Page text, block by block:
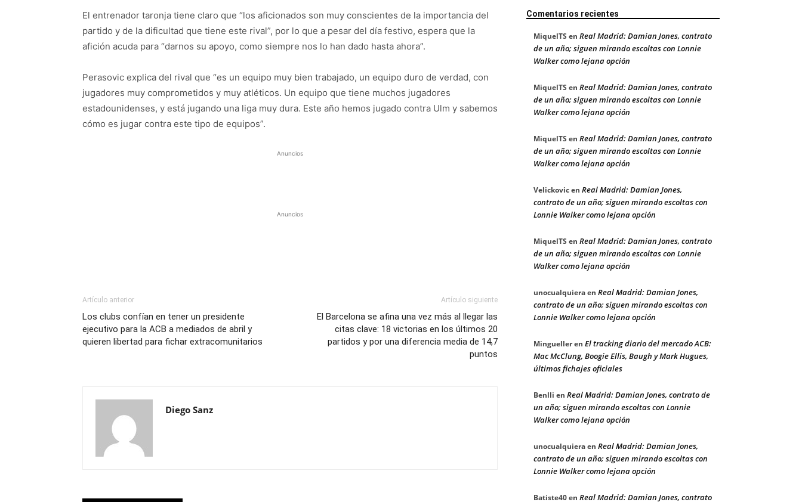
El entrenador taronja tiene claro que “los aficionados son muy conscientes de la importancia del
partido y de la dificultad que tiene este rival”, por lo que a pesar del día festivo, espera que la
afición acuda para “darnos su apoyo, como siempre nos lo han dado hasta ahora”.
Perasovic explica del rival que “es un equipo muy bien trabajado, un equipo duro de verdad, con
jugadores muy comprometidos y muy atléticos. Un equipo que tiene muchos jugadores
estadounidenses, y está jugando una liga muy dura. Este año hemos jugado contra Ulm y sabemos
cómo es jugar contra este tipo de equipos”.
Anuncios
Anuncios
Artículo anterior
Los clubs confían en tener un presidente
ejecutivo para la ACB a mediados de abril y
quieren libertad para fichar extracomunitarios
Artículo siguiente
El Barcelona se afina una vez más al llegar las
citas clave: 18 victorias en los últimos 20
partidos y por una diferencia media de 14,7
puntos
Diego Sanz
Comentarios recientes
MiquelTS en Real Madrid: Damian Jones, contrato
de un año; siguen mirando escoltas con Lonnie
Walker como lejana opción
MiquelTS en Real Madrid: Damian Jones, contrato
de un año; siguen mirando escoltas con Lonnie
Walker como lejana opción
MiquelTS en Real Madrid: Damian Jones, contrato
de un año; siguen mirando escoltas con Lonnie
Walker como lejana opción
Velickovicen Real Madrid: Damian Jones,
contrato de un año; siguen mirando escoltas con
Lonnie Walker como lejana opción
MiquelTS en Real Madrid: Damian Jones, contrato
de un año; siguen mirando escoltas con Lonnie
Walker como lejana opción
unocualquieraen Real Madrid: Damian Jones,
contrato de un año; siguen mirando escoltas con
Lonnie Walker como lejana opción
Minguelleren El tracking diario del mercado ACB:
Mac McClung, Boogie Ellis, Baugh y Mark Hugues,
últimos fichajes oficiales
Benlli en Real Madrid: Damian Jones, contrato de
un año; siguen mirando escoltas con Lonnie
Walker como lejana opción
unocualquieraen Real Madrid: Damian Jones,
contrato de un año; siguen mirando escoltas con
Lonnie Walker como lejana opción
Batiste40en Real Madrid: Damian Jones, contrato